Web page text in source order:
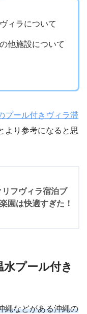
ィラについて
他施設について
プール付きヴィラ滞
より参考になると思
フヴィラ宿泊ブ
園は快適すぎた！
プール付き
縄などがある沖縄の